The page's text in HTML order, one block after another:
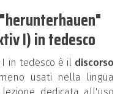
I) in tedesco
I in tedesco è il discorso
usati nella lingua